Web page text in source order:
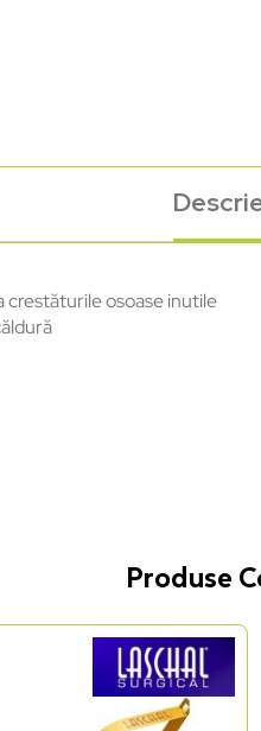
osoase inutile
Produse